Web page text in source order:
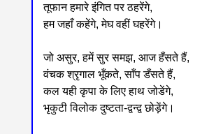
तूफान हमारे इंगित पर ठहरेंगे,
हम जहाँ कहेंगे, मेघ वहीं घहरेंगे।
जो असुर, हमें सुर समझ, आज हँसते हैं,
वंचक श्रृगाल भूँकते, साँप डँसते हैं,
कल यही कृपा के लिए हाथ जोडेंगे,
भृकुटी विलोक दुष्टता-द्वन्द्व छोड़ेंगे।